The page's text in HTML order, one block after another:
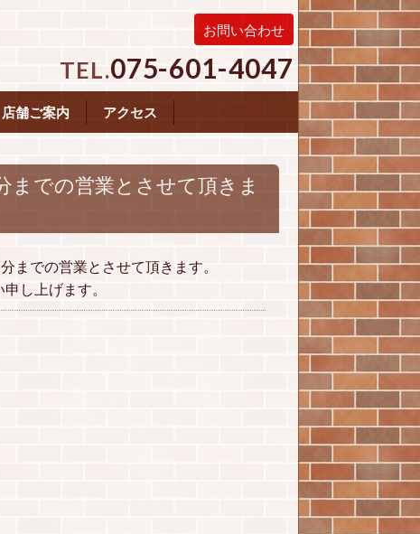
お問い合わせ
TEL.075-601-4047
店舗ご案内 アクセス
での営業とさせて頂きま
での営業とさせて頂きます。
し上げます。